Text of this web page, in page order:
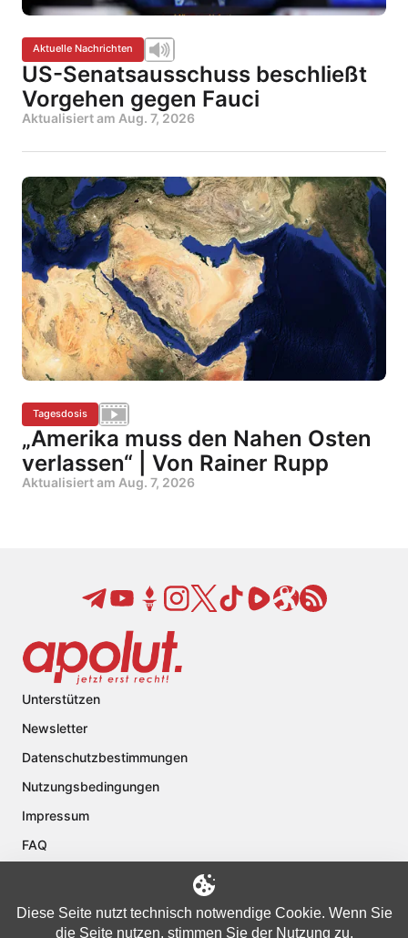
Aktuelle Nachrichten
US-Senatsausschuss beschließt
Vorgehen gegen Fauci
Aktualisiert am Aug. 7, 2026
Tagesdosis
„Amerika muss den Nahen Osten
verlassen“ | Von Rainer Rupp
Aktualisiert am Aug. 7, 2026
Unterstützen
Newsletter
Datenschutzbestimmungen
Nutzungsbedingungen
Impressum
FAQ
Diese Seite nutzt technisch notwendige Cookie. Wenn Sie
die Seite nutzen, stimmen Sie der Nutzung zu.